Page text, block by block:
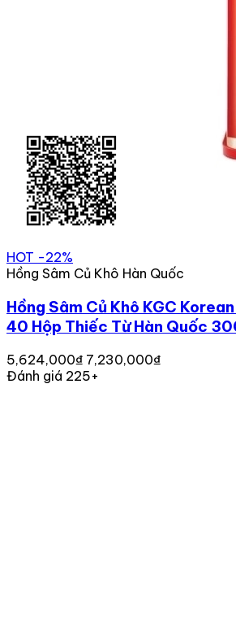
HOT -22%
Hồng Sâm Củ Khô Hàn Quốc
Hồng Sâm Củ Khô KGC
40 Hộp Thiếc Từ Hàn Quốc
5,624,000₫ 7,230,000₫
Đánh giá 225+